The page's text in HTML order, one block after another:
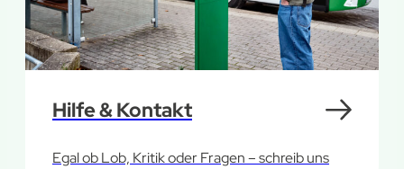
Hilfe & Kontakt
Egal ob Lob, Kritik oder Fragen – schreib uns